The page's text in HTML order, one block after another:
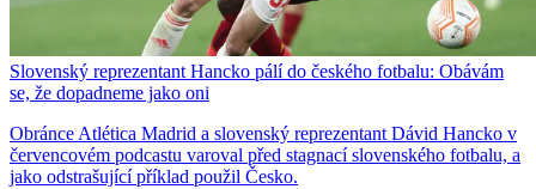
Slovenský reprezentant Hancko pálí do českého fotbalu: Obávám
se, že dopadneme jako oni
Obránce Atlética Madrid a slovenský reprezentant Dávid Hancko v
červencovém podcastu varoval před stagnací slovenského fotbalu, a
jako odstrašující příklad použil Česko.